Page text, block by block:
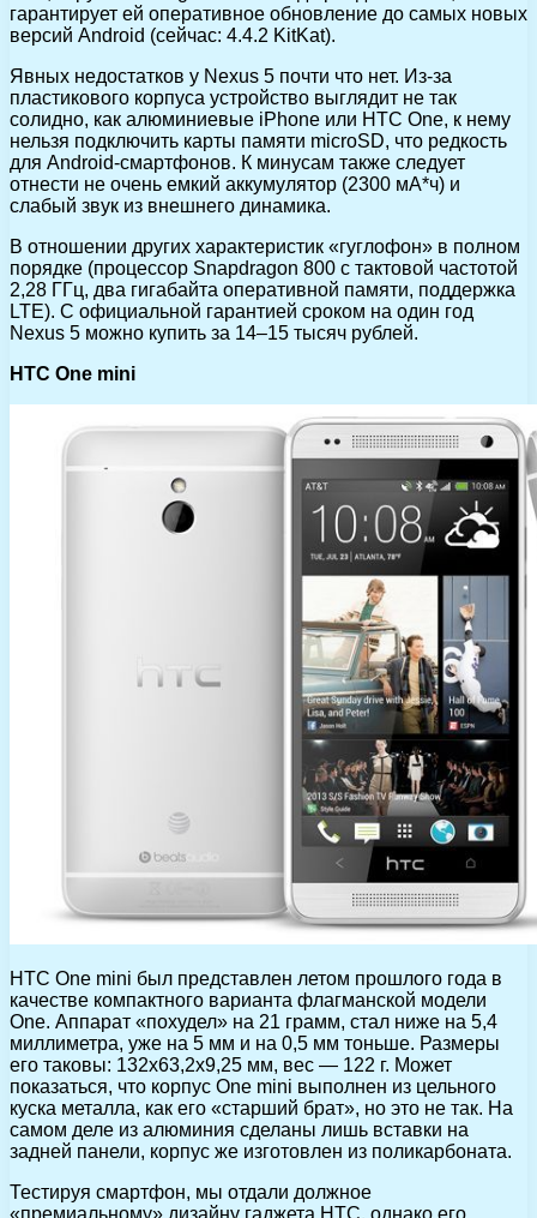
гарантирует ей оперативное обновление до самых новых
версий Android (сейчас: 4.4.2 KitKat).
Явных недостатков у Nexus 5 почти что нет. Из-за
пластикового корпуса устройство выглядит не так
солидно, как алюминиевые iPhone или HTC One, к нему
нельзя подключить карты памяти microSD, что редкость
для Android-смартфонов. К минусам также следует
отнести не очень емкий аккумулятор (2300 мА*ч) и
слабый звук из внешнего динамика.
В отношении других характеристик «гуглофон» в полном
порядке (процессор Snapdragon 800 с тактовой частотой
2,28 ГГц, два гигабайта оперативной памяти, поддержка
LTE). С официальной гарантией сроком на один год
Nexus 5 можно купить за 14–15 тысяч рублей.
HTC One mini
HTC One mini был представлен летом прошлого года в
качестве компактного варианта флагманской модели
One. Аппарат «похудел» на 21 грамм, стал ниже на 5,4
миллиметра, уже на 5 мм и на 0,5 мм тоньше. Размеры
его таковы: 132х63,2х9,25 мм, вес — 122 г. Может
показаться, что корпус One mini выполнен из цельного
куска металла, как его «старший брат», но это не так. На
самом деле из алюминия сделаны лишь вставки на
задней панели, корпус же изготовлен из поликарбоната.
Тестируя смартфон, мы отдали должное
«премиальному» дизайну гаджета HTC, однако его